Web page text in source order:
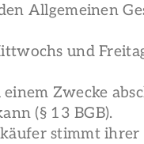
Allgemeinen
und
Zwecke
(§ 13 BGB).
stimmt ihrer